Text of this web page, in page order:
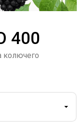
400
колючего